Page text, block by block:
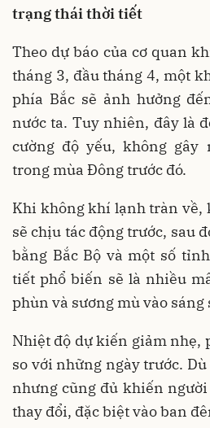
trạng thái thời tiết
Theo dự báo của cơ quan
tháng 3, đầu tháng 4, một
phía Bắc sẽ ảnh hưởng
nước ta. Tuy nhiên, đây là
cường độ yếu, không gây
trong mùa Đông trước đó.
Khi không khí lạnh tràn về,
sẽ chịu tác động trước, sau
bằng Bắc Bộ và một số
tiết phổ biến sẽ là nhiều
phùn và sương mù vào sáng
Nhiệt độ dự kiến giảm nhẹ,
so với những ngày trước.
nhưng cũng đủ khiến
thay đổi, đặc biệt vào ban